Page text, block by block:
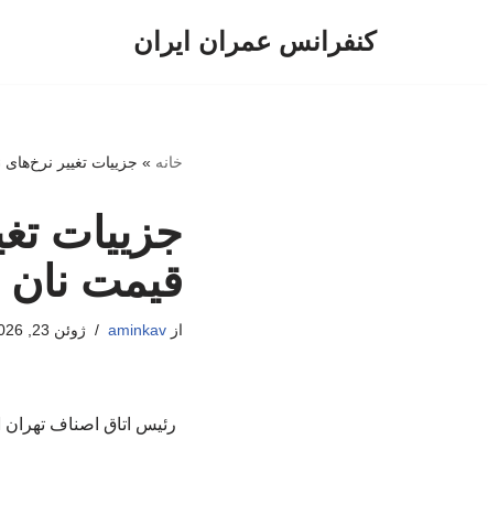
کنفرانس عمران ایران
خانه » جزییات تغییر
جزییات
قیمت نان
ازaminkav ژوئن 23, 2026
رئیس اتاق اصناف تهران